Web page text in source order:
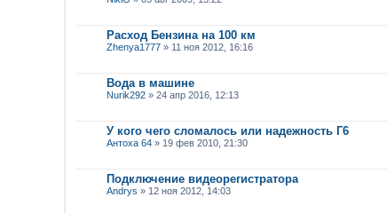
Расход Бензина на 100 км
Zhenya1777 » 11 ноя 2012, 16:16
Вода в машине
Nurik292 » 24 апр 2016, 12:13
У кого чего сломалось или надежность Г6
Антоха 64 » 19 фев 2010, 21:30
Подключение видеорегистратора
Andrys » 12 ноя 2012, 14:03